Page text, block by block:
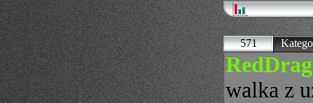
571
walka z